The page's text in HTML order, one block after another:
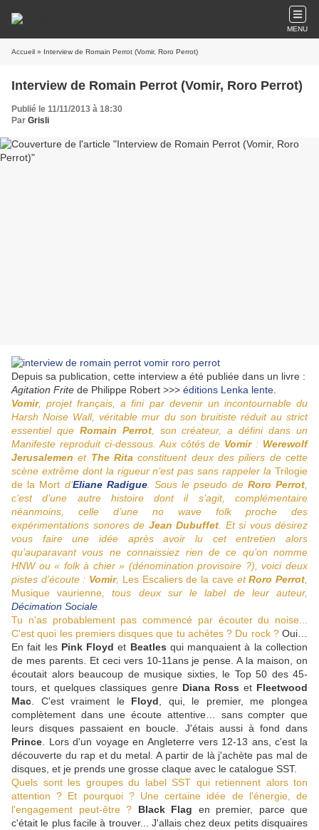
MENU
Accueil » Interview de Romain Perrot (Vomir, Roro Perrot)
Interview de Romain Perrot (Vomir, Roro Perrot)
Publié le 11/11/2013 à 18:30
Par Grisli
Depuis sa publication, cette interview a été publiée dans un livre :
Agitation Frite de Philippe Robert >>> éditions Lenka lente
Vomir, projet français, a fini par devenir un incontournable du
Harsh Noise Wall, véritable mur du son bruitiste réduit au strict
essentiel que Romain Perrot, son créateur, a défini dans un
Manifeste reproduit ci-dessous. Aux côtés de Vomir : Werewolf
Jerusalemen et The Rita constituent deux des piliers de cette
scène extrême dont la rigueur n’est pas sans rappeler la Trilogie
de la Mort d’Eliane Radigue. Sous le pseudo de Roro Perrot
c’est d’une autre histoire dont il s’agit, complémentaire
néanmoins, celle d’une no wave folk proche des
expérimentations sonores de Jean Dubuffet . Et si vous désirez
vous faire une idée après avoir lu cet entretien alors
qu’auparavant vous ne connaissiez rien de ce qu’on nomme
HNW ou « folk à chier » (dénomination provisoire ?), voici deux
pistes d’écoute : Vomir, Les Escaliers de la caveetRoro Perrot
Musique vaurienne , tous deux sur le label de leur auteur,
Décimation Sociale
Tu n'as probablement pas commencé par écouter du noise...
C'est quoi les premiers disques que tu achètes ? Du rock ? Oui…
En fait les Pink Floyd et Beatles qui manquaient à la collection
de mes parents. Et ceci vers 10-11ans je pense. A la maison, on
écoutait alors beaucoup de musique sixties, le Top 50 des 45-
tours, et quelques classiques genre Diana Ross et Fleetwood
Mac . C'est vraiment le Floyd , qui, le premier, me plongea
complètement dans une écoute attentive… sans compter que
leurs disques passaient en boucle. J'étais aussi à fond dans
Prince . Lors d'un voyage en Angleterre vers 12-13 ans, c'est la
découverte du rap et du metal. A partir de là j'achète pas mal de
disques, et je prends une grosse claque avec le catalogue SST.
Quels sont les groupes du label SST qui retiennent alors ton
attention ? Et pourquoi ? Une certaine idée de l'énergie, de
l'engagement peut-être ? BlackFlag en premier, parce que
c'était le plus facile à trouver... J'allais chez deux petits disquaires